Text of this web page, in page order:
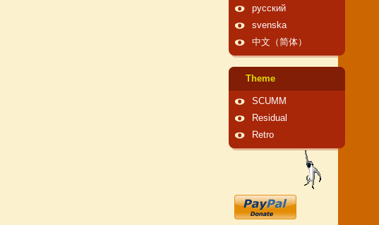
русский
svenska
中文（简体）
Theme
SCUMM
Residual
Retro